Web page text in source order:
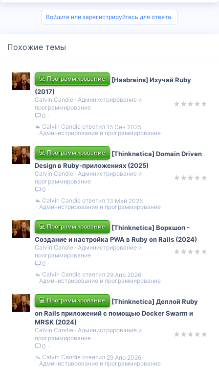
Войдите или зарегистрируйтесь для ответа.
Похожие темы
💻 Программирование
[Hasbrains] Изучай Ruby
(2017)
Calvin Candie
Администрирование и
программирование
0
Администрирование и программирование
15 Сен 2025
Calvin Candie
💻 Программирование
[Thinknetica] Domain Driven
Design в Ruby-приложениях (2025)
Calvin Candie
Администрирование и
программирование
0
Администрирование и программирование
13 Май 2026
Calvin Candie
💻 Программирование
[Thinknetica] Воркшоп -
Создание и настройка PWA в Ruby on Rails (2024)
Calvin Candie
Администрирование и
программирование
0
Администрирование и программирование
29 Апр 2026
Calvin Candie
💻 Программирование
[Thinknetica] Деплой Ruby
on Rails приложений с помощью Docker Swarm и
MRSK (2024)
Calvin Candie
Администрирование и
программирование
0
Администрирование и программирование
29 Апр 2026
Calvin Candie